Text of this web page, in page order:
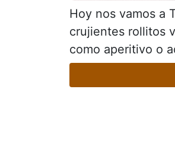
Hoy nos vamos a
crujientes rollitos
como aperitivo o